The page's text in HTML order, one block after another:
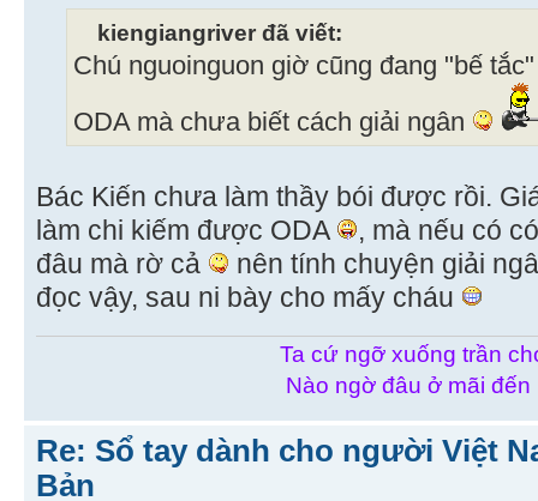
kiengiangriver đã viết:
Chú nguoinguon giờ cũng đang "bế
ODA mà chưa biết cách giải ngân
Bác Kiến chưa làm thầy bói được rồi.
làm chi kiếm được ODA
, mà nếu có
đâu mà rờ cả
nên tính chuyện giải
đọc vậy, sau ni bày cho mấy cháu
Ta cứ ngỡ xuống trần
Nào ngờ đâu ở mãi đến
Re: Sổ tay dành cho người Việt
Bản